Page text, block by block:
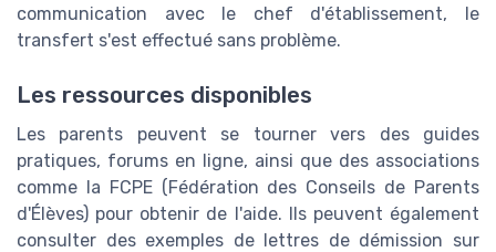
communication avec le chef d'établissement, le
transfert s'est effectué sans problème.
Les ressources disponibles
Les parents peuvent se tourner vers des guides
pratiques, forums en ligne, ainsi que des associations
comme la FCPE (Fédération des Conseils de Parents
d'Élèves) pour obtenir de l'aide. Ils peuvent également
consulter des exemples de lettres de démission sur